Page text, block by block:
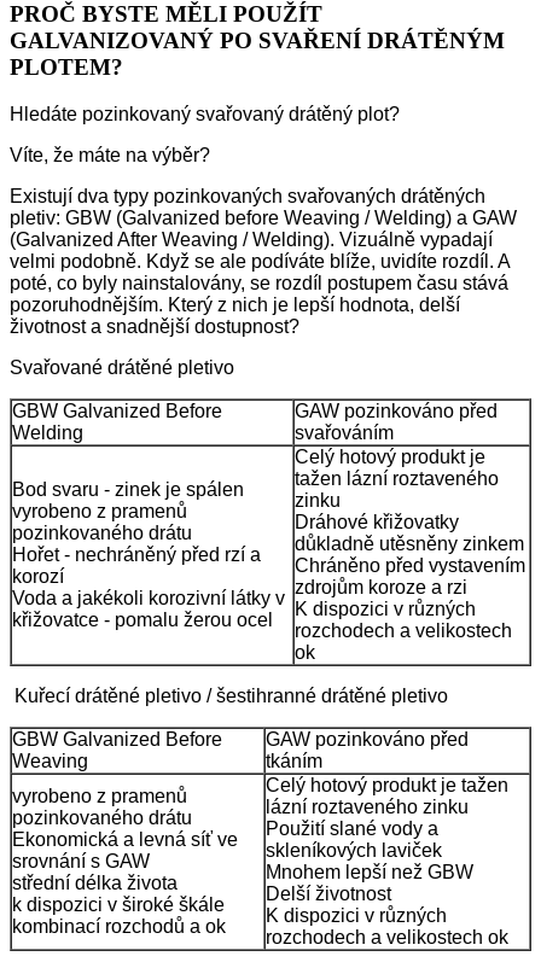
PROČ BYSTE MĚLI POUŽÍT
GALVANIZOVANÝ PO SVAŘENÍ DRÁTĚNÝM
PLOTEM?
Hledáte pozinkovaný svařovaný drátěný plot?
Víte, že máte na výběr?
Existují dva typy pozinkovaných svařovaných drátěných
pletiv: GBW (Galvanized before Weaving / Welding) a GAW
(Galvanized After Weaving / Welding). Vizuálně vypadají
velmi podobně. Když se ale podíváte blíže, uvidíte rozdíl. A
poté, co byly nainstalovány, se rozdíl postupem času stává
pozoruhodnějším. Který z nich je lepší hodnota, delší
životnost a snadnější dostupnost?
Svařované drátěné pletivo
GBW Galvanized Before
Welding
GAW pozinkováno před
svařováním
Bod svaru - zinek je spálen
vyrobeno z pramenů
pozinkovaného drátu
Hořet - nechráněný před rzí a
korozí
Voda a jakékoli korozivní látky v
křižovatce - pomalu žerou ocel
Celý hotový produkt je
tažen lázní roztaveného
zinku
Dráhové křižovatky
důkladně utěsněny zinkem
Chráněno před vystavením
zdrojům koroze a rzi
K dispozici v různých
rozchodech a velikostech
ok
Kuřecí drátěné pletivo / šestihranné drátěné pletivo
GBW Galvanized Before
Weaving
GAW pozinkováno před
tkáním
vyrobeno z pramenů
pozinkovaného drátu
Ekonomická a levná síť ve
srovnání s GAW
střední délka života
k dispozici v široké škále
kombinací rozchodů a ok
Celý hotový produkt je tažen
lázní roztaveného zinku
Použití slané vody a
skleníkových laviček
Mnohem lepší než GBW
Delší životnost
K dispozici v různých
rozchodech a velikostech ok